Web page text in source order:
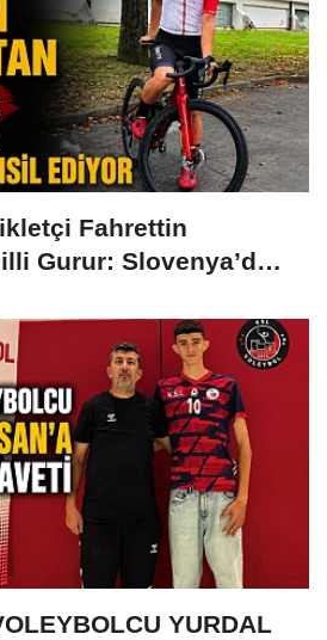
Fahrettin
Gurur: Slovenya’da
YURDAL